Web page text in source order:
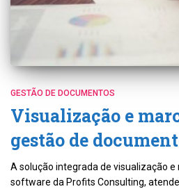
GESTÃO DE DOCUMENTOS
Visualização e
gestão de
A solução integrada de visualização e
software da Profits Consulting,